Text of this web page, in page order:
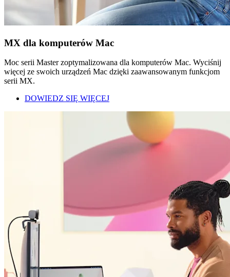
MX dla komputerów Mac
Moc serii Master zoptymalizowana dla komputerów Mac. Wyciśnij
więcej ze swoich urządzeń Mac dzięki zaawansowanym funkcjom
serii MX.
DOWIEDZ SIĘ WIĘCEJ